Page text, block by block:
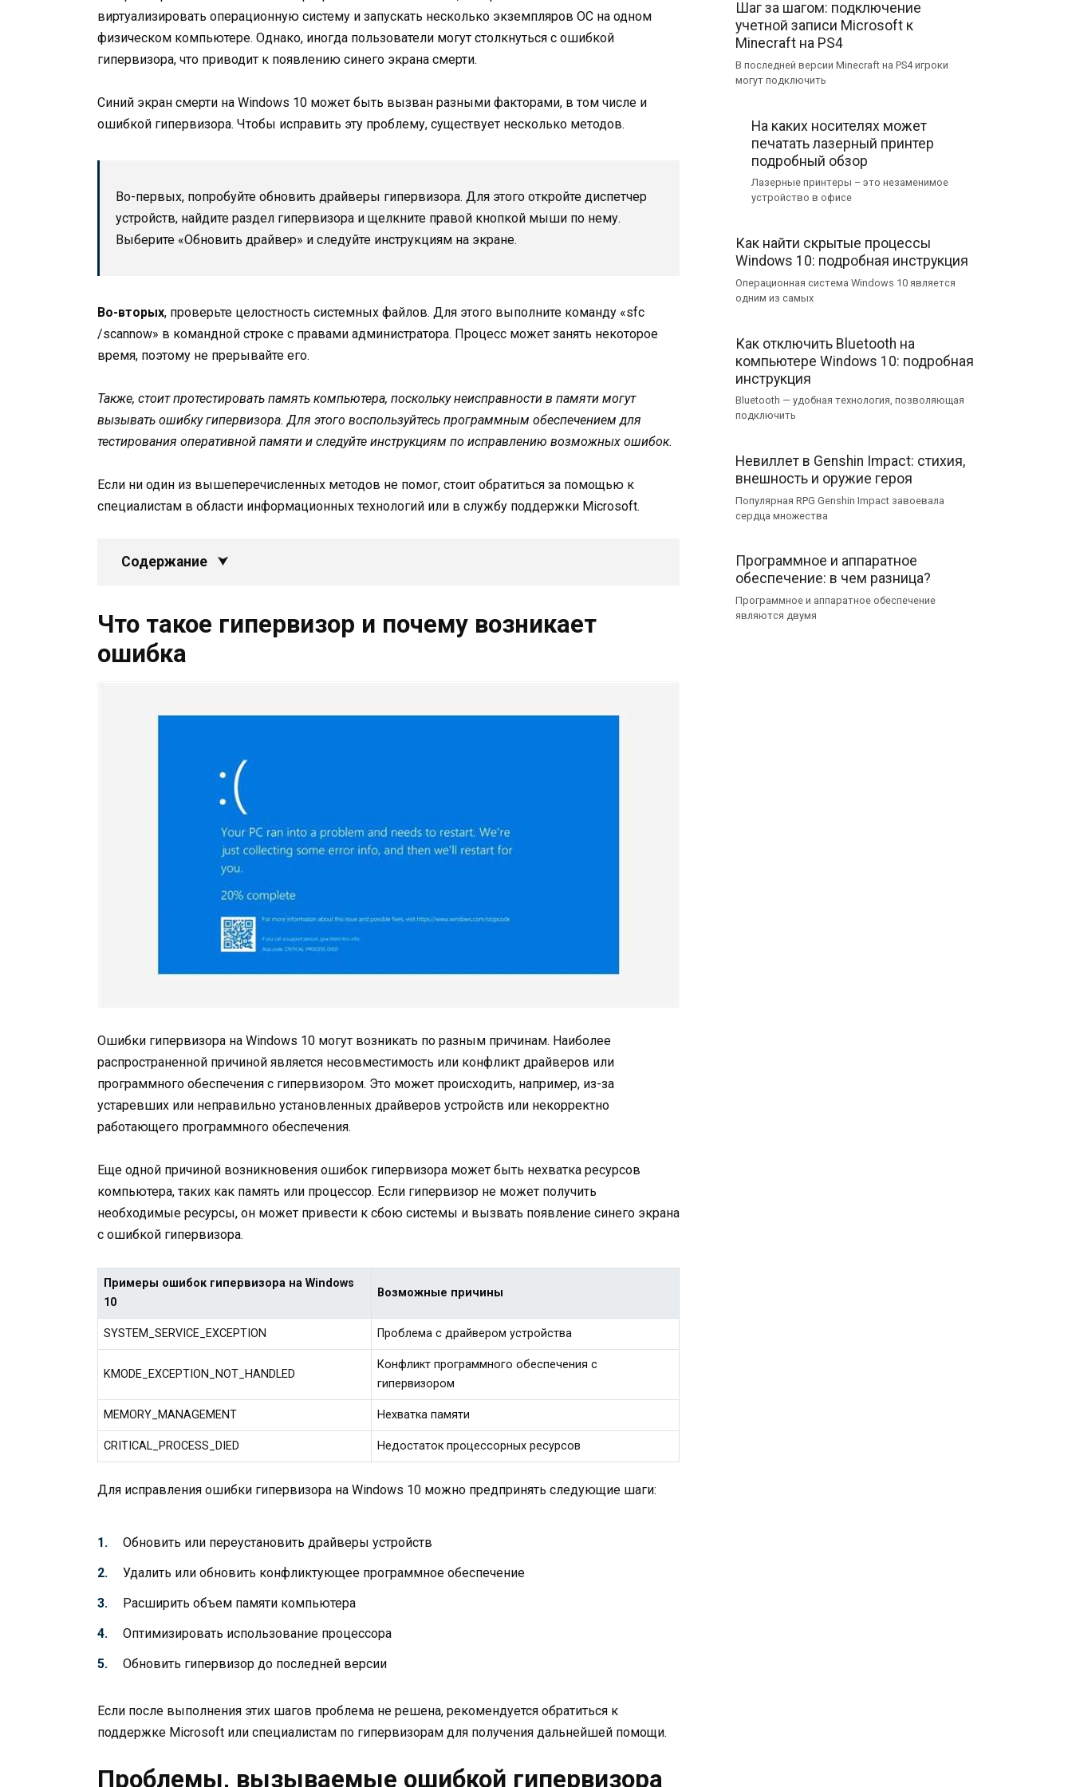
виртуализировать операционную систему и запускать несколько экземпляров ОС на одном
физическом компьютере. Однако, иногда пользователи могут столкнуться с ошибкой
гипервизора, что приводит к появлению синего экрана смерти.
Синий экран смерти на Windows 10 может быть вызван разными факторами, в том числе и
ошибкой гипервизора. Чтобы исправить эту проблему, существует несколько методов.
Во-первых, попробуйте обновить драйверы гипервизора. Для этого откройте диспетчер
устройств, найдите раздел гипервизора и щелкните правой кнопкой мыши по нему.
Выберите «Обновить драйвер» и следуйте инструкциям на экране.
Во-вторых, проверьте целостность системных файлов. Для этого выполните команду «sfc
/scannow» в командной строке с правами администратора. Процесс может занять некоторое
время, поэтому не прерывайте его.
Также, стоит протестировать память компьютера, поскольку неисправности в памяти могут
вызывать ошибку гипервизора. Для этого воспользуйтесь программным обеспечением для
тестирования оперативной памяти и следуйте инструкциям по исправлению возможных ошибок.
Если ни один из вышеперечисленных методов не помог, стоит обратиться за помощью к
специалистам в области информационных технологий или в службу поддержки Microsoft.
Содержание
Что такое гипервизор и почему возникает
ошибка
Ошибки гипервизора на Windows 10 могут возникать по разным причинам. Наиболее
распространенной причиной является несовместимость или конфликт драйверов или
программного обеспечения с гипервизором. Это может происходить, например, из-за
устаревших или неправильно установленных драйверов устройств или некорректно
работающего программного обеспечения.
Еще одной причиной возникновения ошибок гипервизора может быть нехватка ресурсов
компьютера, таких как память или процессор. Если гипервизор не может получить
необходимые ресурсы, он может привести к сбою системы и вызвать появление синего экрана
с ошибкой гипервизора.
Примеры ошибок гипервизора на Windows
10
Возможные причины
SYSTEM_SERVICE_EXCEPTION Проблема с драйвером устройства
KMODE_EXCEPTION_NOT_HANDLED
Конфликт программного обеспечения с
гипервизором
MEMORY_MANAGEMENT Нехватка памяти
CRITICAL_PROCESS_DIED Недостаток процессорных ресурсов
Для исправления ошибки гипервизора на Windows 10 можно предпринять следующие шаги:
Обновить или переустановить драйверы устройств
Удалить или обновить конфликтующее программное обеспечение
Расширить объем памяти компьютера
Оптимизировать использование процессора
Обновить гипервизор до последней версии
Если после выполнения этих шагов проблема не решена, рекомендуется обратиться к
поддержке Microsoft или специалистам по гипервизорам для получения дальнейшей помощи.
Проблемы, вызываемые ошибкой гипервизора
Шаг за шагом: подключение
учетной записи Microsoft к
Minecraft на PS4
В последней версии Minecraft на PS4 игроки
могут подключить
На каких носителях может
печатать лазерный принтер
подробный обзор
Лазерные принтеры – это незаменимое
устройство в офисе
Как найти скрытые процессы
Windows 10: подробная инструкция
Операционная система Windows 10 является
одним из самых
Как отключить Bluetooth на
компьютере Windows 10: подробная
инструкция
Bluetooth — удобная технология, позволяющая
подключить
Невиллет в Genshin Impact: стихия,
внешность и оружие героя
Популярная RPG Genshin Impact завоевала
сердца множества
Программное и аппаратное
обеспечение: в чем разница?
Программное и аппаратное обеспечение
являются двумя